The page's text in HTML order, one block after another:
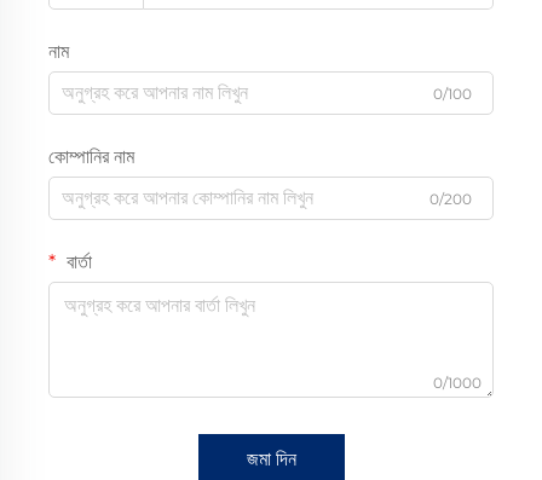
নাম
0/100
কোম্পানির নাম
0/200
বার্তা
0/1000
জমা দিন